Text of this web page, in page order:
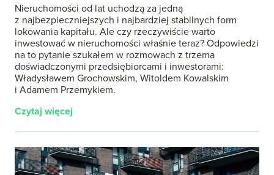
Nieruchomości od lat uchodzą za jedną
z najbezpieczniejszych i najbardziej stabilnych form
lokowania kapitału. Ale czy rzeczywiście warto
inwestować w nieruchomości właśnie teraz? Odpowiedzi
na to pytanie szukałem w rozmowach z trzema
doświadczonymi przedsiębiorcami i inwestorami:
Władysławem Grochowskim, Witoldem Kowalskim
i Adamem Przemykiem.
Czytaj więcej